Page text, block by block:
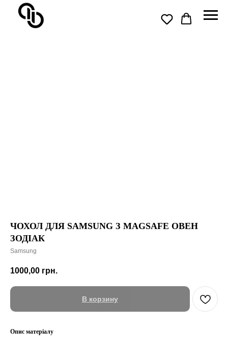
ЧОХОЛ ДЛЯ SAMSUNG З MAGSAFE ОВЕН
ЗОДІАК
Samsung
1000,00 грн.
В корзину
Опис матеріалу